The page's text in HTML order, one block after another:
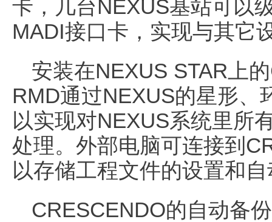
卡，几台NEXUS基站可以
MADI接口卡，实现与其它
安装在NEXUS STAR上
RMD通过NEXUS的星形、
以实现对NEXUS系统里所
处理。外部电脑可连接到
以存储工程文件的设置和
CRESCENDO的自动备